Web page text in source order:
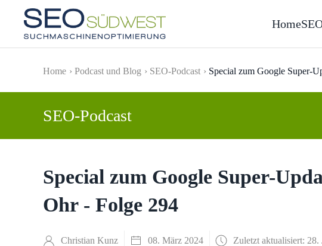
Skip to main content
Home
Home Podcast und Blog SEO-Podcast Special zum Google Super-
SEO-Podcast
Special zum Google Super-
Ohr - Folge 294
Christian Kunz 08. März 2024 Zuletzt aktualisiert: 28.